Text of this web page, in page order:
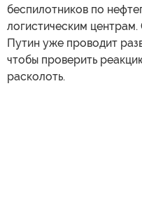
беспилотников по
логистическим
Путин уже проводит
чтобы проверить
расколоть.